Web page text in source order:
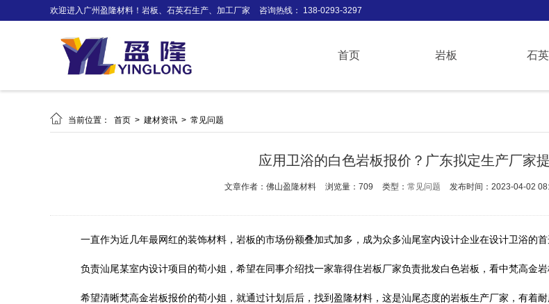
欢迎进入广州盈隆材料！岩板、石英石生产、加工厂家 咨询热线： 138-0293-3297
首页 岩板 石
 当前位置： 首页 > 建材资讯 > 常见问题
应用卫浴的白色岩板报价？广东拟定生产厂家
文章作者：佛山盈隆材料 浏览量：709 类型： 常见问题 发布时间：2023-04-02
一直作为近几年最网红的装饰材料，岩板的市场份额叠加式加多，成为众多汕尾室内设计企业在设计卫浴的
负责汕尾某室内设计项目的荀小姐，希望在同事介绍找一家靠得住岩板厂家负责批发白色岩板，看中梵高金岩
希望清晰梵高金岩板报价的荀小姐，就通过计划后后，找到盈隆材料，这是汕尾态度的岩板生产厂家，有着耐